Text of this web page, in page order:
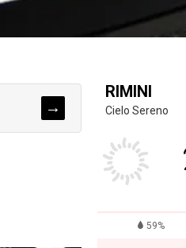
→
RIMINI
Cielo Sereno
59%